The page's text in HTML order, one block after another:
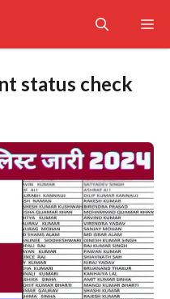
status check